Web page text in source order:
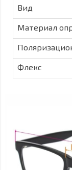
Вид
Материал
Флекс